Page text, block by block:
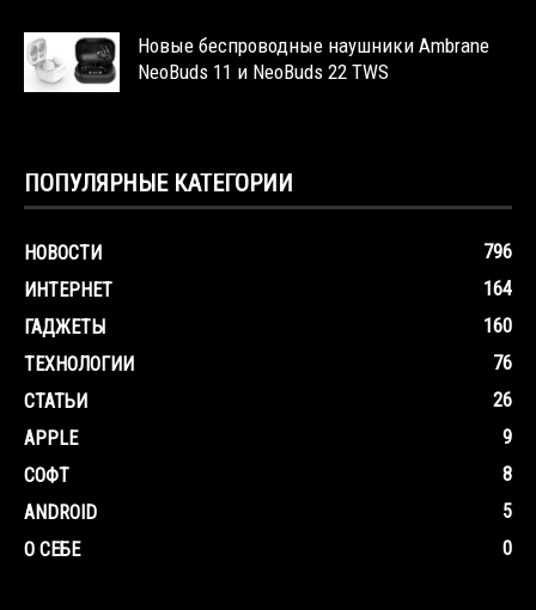
Новые беспроводные наушники Ambrane
NeoBuds 11 и NeoBuds 22 TWS
ПОПУЛЯРНЫЕ КАТЕГОРИИ
НОВОСТИ
796
ИНТЕРНЕТ
164
ГАДЖЕТЫ
160
ТЕХНОЛОГИИ
76
СТАТЬИ
26
APPLE
9
СОФТ
8
ANDROID
5
О СЕБЕ
0